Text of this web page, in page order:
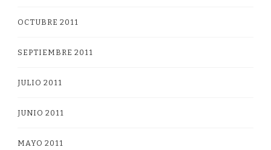
OCTUBRE 2011
SEPTIEMBRE 2011
JULIO 2011
JUNIO 2011
MAYO 2011